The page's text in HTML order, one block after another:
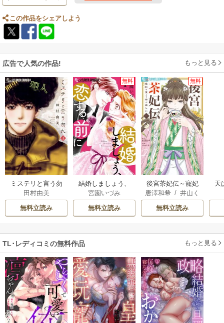
この作品をシェアしよう
広告で人気の作品! もっと見る
ミステリと言う勿
れ
田村由美
無料立読み
無料
結婚しましょう、
恋する前に
宮園いづみ
無料立読み
無料
後宮茶妃伝～寵妃
は愛より茶が欲し
い～
唐澤和希 /井山く
らげ
無料立読み
天
TL･レディコミの無料作品 もっと見る